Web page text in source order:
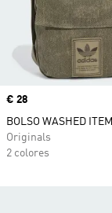
Precio
€ 28
BOLSO WASHED ITEM
Originals
2 colores